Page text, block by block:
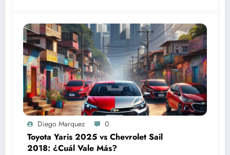
Diego Marquez 0
Toyota Yaris 2025 vs Chevrolet Sail
2018: ¿Cuál Vale Más?